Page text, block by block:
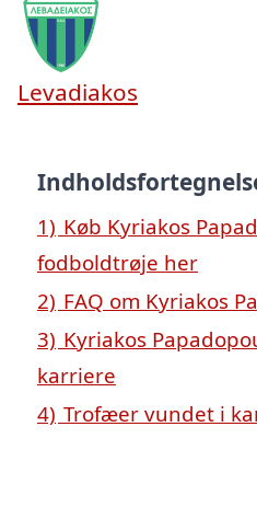
Levadiakos
1) Køb Kyriakos
fodboldtrøje her
2) FAQ om Kyriakos
3) Kyriakos
karriere
4) Trofæer vundet i